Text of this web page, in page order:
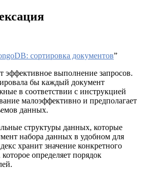
cортировка документов”
выполнение запросов.
бы каждый документ
в соответствии с инструкцией
малоэффективно и предполагает
данных.
структуры данных, которые
набора данных в удобном для
хранит значение конкретного
определяет порядок